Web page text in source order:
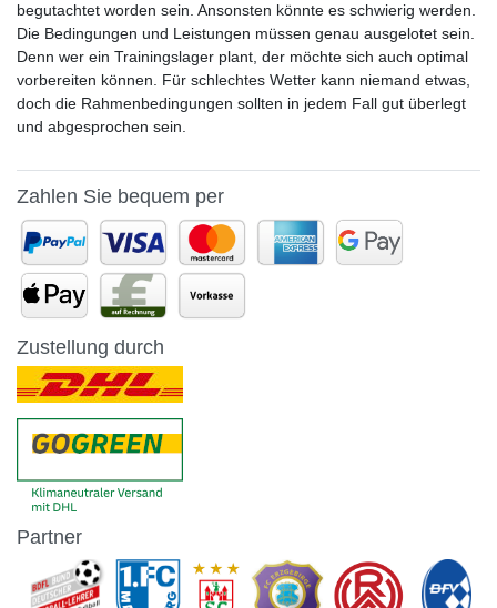
begutachtet worden sein. Ansonsten könnte es schwierig werden.
Die Bedingungen und Leistungen müssen genau ausgelotet sein.
Denn wer ein Trainingslager plant, der möchte sich auch optimal
vorbereiten können. Für schlechtes Wetter kann niemand etwas,
doch die Rahmenbedingungen sollten in jedem Fall gut überlegt
und abgesprochen sein.
Zahlen Sie bequem per
Zustellung durch
Partner